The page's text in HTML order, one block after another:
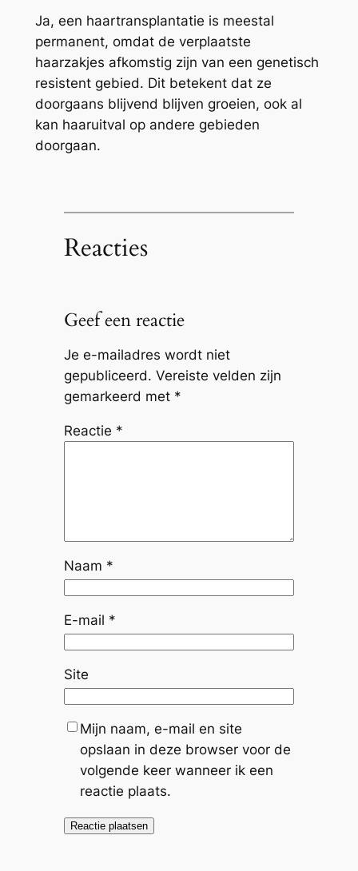
Ja, een haartransplantatie is meestal
permanent, omdat de verplaatste
haarzakjes afkomstig zijn van een genetisch
resistent gebied. Dit betekent dat ze
doorgaans blijvend blijven groeien, ook al
kan haaruitval op andere gebieden
doorgaan.
Reacties
Geef een reactie
Je e-mailadres wordt niet
gepubliceerd. Vereiste velden zijn
gemarkeerd met *
Reactie *
Naam *
E-mail *
Site
Mijn naam, e-mail en site
opslaan in deze browser voor de
volgende keer wanneer ik een
reactie plaats.